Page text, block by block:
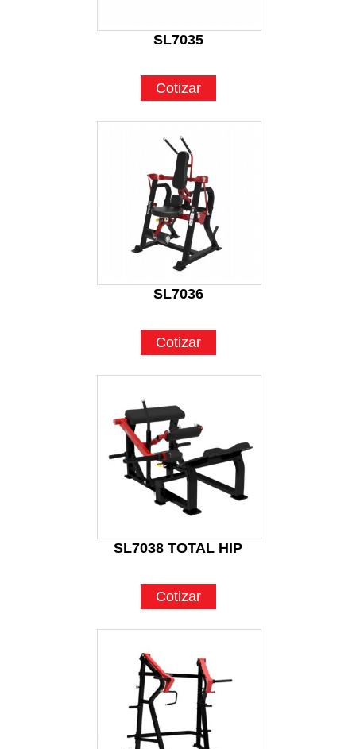
SL7035
Cotizar
SL7036
Cotizar
SL7038 TOTAL HIP
Cotizar